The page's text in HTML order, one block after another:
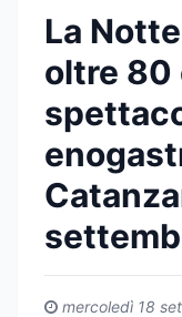
La
oltre 80
mercoledì 18